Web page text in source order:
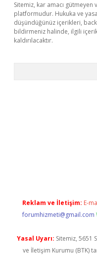
Sitemiz, kar amacı
platformudur. Hukuka ve
düşündüğünüz içerikleri,
bildirmeniz halinde, ilgili
kaldırılacaktır.
Reklam ve İletişim: E-
forumhizmeti@gmail.com
Yasal Uyarı: Sitemiz, 5651
ve İletişim Kurumu (BTK)